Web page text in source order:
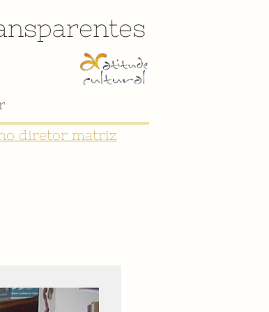
diretor matriz